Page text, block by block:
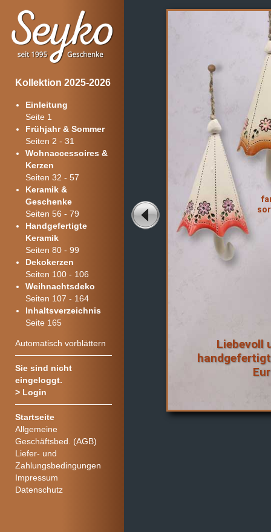
Kollektion 2025-2026
Einleitung
Seite 1
Frühjahr & Sommer
Seiten 2 - 31
Wohnaccessoires &
Kerzen
Seiten 32 - 57
Keramik &
Geschenke
Seiten 56 - 79
Handgefertigte
Keramik
Seiten 80 - 99
Dekokerzen
Seiten 100 - 106
Weihnachtsdeko
Seiten 107 - 164
Inhaltsverzeichnis
Seite 165
Automatisch vorblättern
Sie sind nicht
eingeloggt.
> Login
Startseite
Allgemeine
Geschäftsbed. (AGB)
Liefer- und
Zahlungsbedingungen
Impressum
Datenschutz
Liebevoll